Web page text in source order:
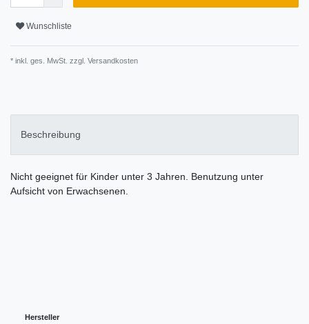
Wunschliste
* inkl. ges. MwSt. zzgl. Versandkosten
Beschreibung
Nicht geeignet für Kinder unter 3 Jahren. Benutzung unter
Aufsicht von Erwachsenen.
Hersteller